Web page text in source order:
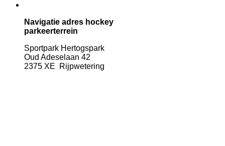
Navigatie adres hockey
parkeerterrein
Sportpark Hertogspark
Oud Adeselaan 42
2375 XE Rijpwetering